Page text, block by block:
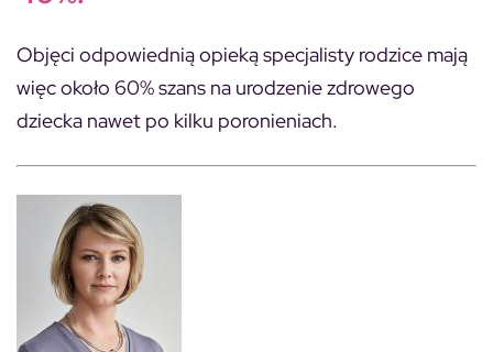
Objęci odpowiednią opieką specjalisty rodzice mają
więc około 60% szans na urodzenie zdrowego
dziecka nawet po kilku poronieniach.